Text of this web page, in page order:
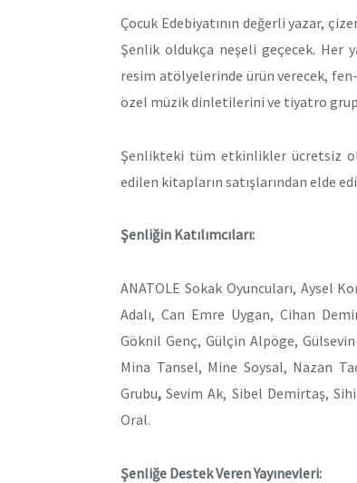
Çocuk Edebiyatının değerli yazar,
Şenlik oldukça neşeli geçecek. Her
resim atölyelerinde ürün verecek,
özel müzik dinletilerini ve tiyatro
Şenlikteki tüm etkinlikler ücretsiz
edilen kitapların satışlarından elde
Şenliğin Katılımcıları:
ANATOLE Sokak Oyuncuları, Aysel
Adalı, Can Emre Uygan, Cihan
Göknil Genç, Gülçin Alpöge, Gülsevin
Mina Tansel, Mine Soysal, Nazan
Grubu,Sevim Ak, Sibel Demirtaş,
Oral.
Şenliğe Destek Veren Yayınevleri: